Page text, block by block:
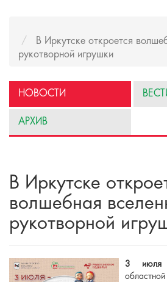
В Иркутске откроется
рукотворной игрушки
НОВОСТИ
АРХИВ
В Иркутске
волшебная
рукотворной
3